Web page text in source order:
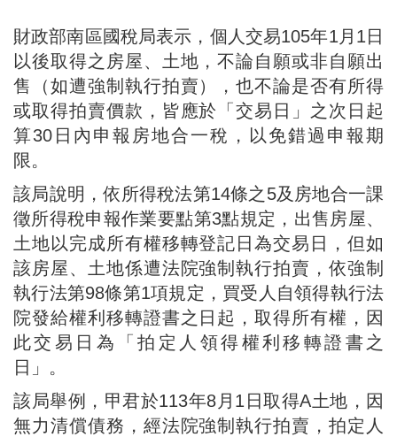
財政部南區國稅局表示，個人交易105年1月1日
以後取得之房屋、土地，不論自願或非自願出
售（如遭強制執行拍賣），也不論是否有所得
或取得拍賣價款，皆應於「交易日」之次日起
算30日內申報房地合一稅，以免錯過申報期
限。
該局說明，依所得稅法第14條之5及房地合一課
徵所得稅申報作業要點第3點規定，出售房屋、
土地以完成所有權移轉登記日為交易日，但如
該房屋、土地係遭法院強制執行拍賣，依強制
執行法第98條第1項規定，買受人自領得執行法
院發給權利移轉證書之日起，取得所有權，因
此交易日為「拍定人領得權利移轉證書之
日」。
該局舉例，甲君於113年8月1日取得A土地，因
無力清償債務，經法院強制執行拍賣，拍定人